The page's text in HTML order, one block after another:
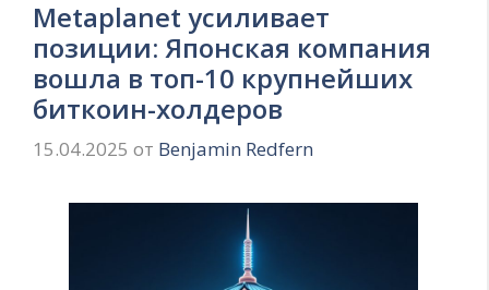
Metaplanet усиливает
позиции: Японская компания
вошла в топ-10 крупнейших
биткоин-холдеров
15.04.2025 от Benjamin Redfern